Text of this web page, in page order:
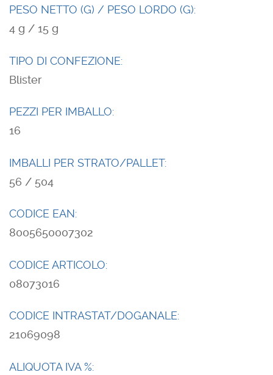
PESO NETTO (G) / PESO LORDO (G):
4 g / 15 g
TIPO DI CONFEZIONE:
Blister
PEZZI PER IMBALLO:
16
IMBALLI PER STRATO/PALLET:
56 / 504
CODICE EAN:
8005650007302
CODICE ARTICOLO:
08073016
CODICE INTRASTAT/DOGANALE:
21069098
ALIQUOTA IVA %: